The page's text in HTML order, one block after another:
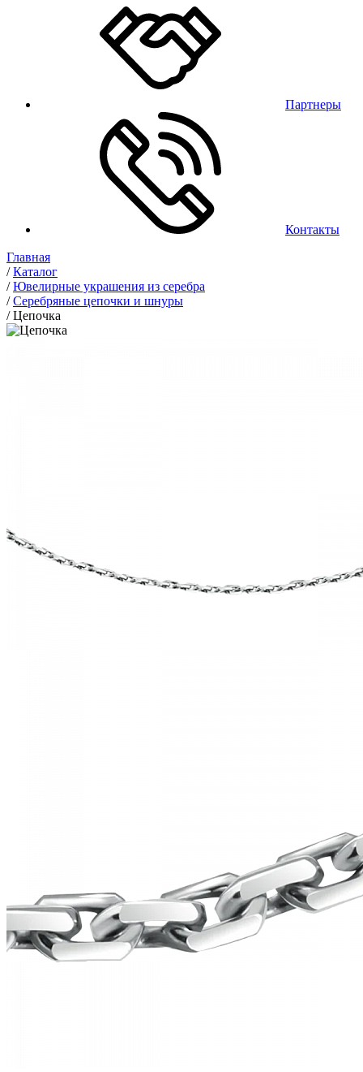
Партнеры
Контакты
Главная
/Каталог
/Ювелирные украшения из серебра
/Серебряные цепочки и шнуры
/Цепочка